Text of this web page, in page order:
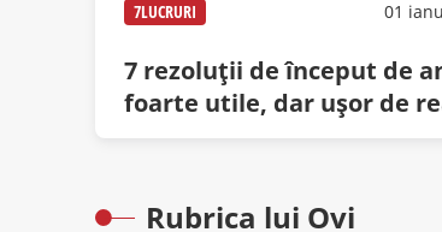
7LUCRURI 01
7 rezoluții de început de
foarte utile, dar ușor de
Rubrica lui Ovi